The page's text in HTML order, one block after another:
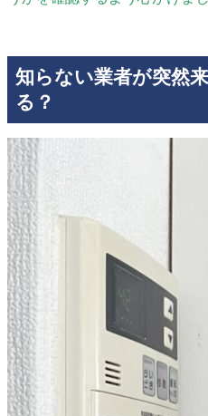
知らない業者が突然
る？